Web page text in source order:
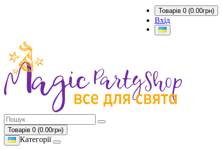
Товарів 0 (0.00грн)
Вхід
Товарів 0 (0.00грн)
Категорії